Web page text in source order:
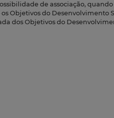
de associação,
Objetivos do Desenvolvimento
dos Objetivos do